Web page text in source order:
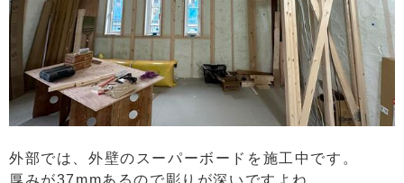
外部では、外壁のスーパーボードを施工中です。
厚みが37mmあるので彫りが深いですよね。